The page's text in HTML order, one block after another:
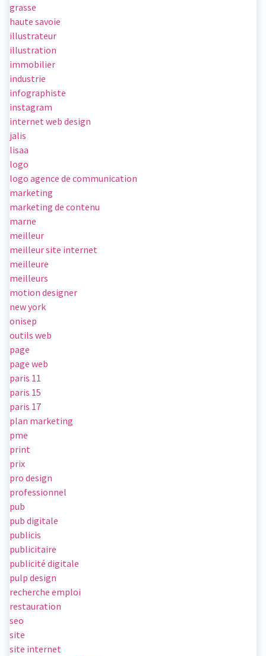
grasse
haute savoie
illustrateur
illustration
immobilier
industrie
infographiste
instagram
internet web design
jalis
lisaa
logo
logo agence de communication
marketing
marketing de contenu
marne
meilleur
meilleur site internet
meilleure
meilleurs
motion designer
new york
onisep
outils web
page
page web
paris 11
paris 15
paris 17
plan marketing
pme
print
prix
pro design
professionnel
pub
pub digitale
publicis
publicitaire
publicité digitale
pulp design
recherche emploi
restauration
seo
site
site internet